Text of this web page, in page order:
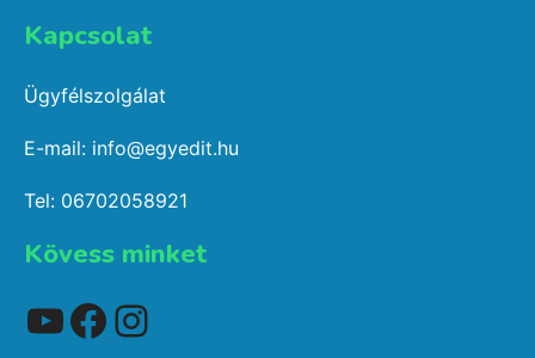
Kapcsolat​
Ügyfélszolgálat
E-mail: info@egyedit.hu
Tel: 06702058921
Kövess minket
YouTube
Facebook
Instagram